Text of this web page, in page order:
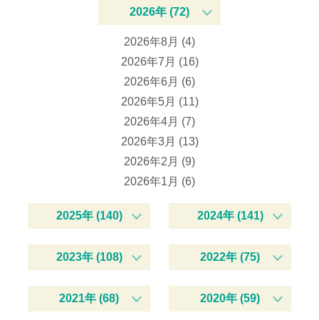
2026年 (72)
2026年8月 (4)
2026年7月 (16)
2026年6月 (6)
2026年5月 (11)
2026年4月 (7)
2026年3月 (13)
2026年2月 (9)
2026年1月 (6)
2025年 (140) 2024年 (141)
2023年 (108) 2022年 (75)
2021年 (68) 2020年 (59)